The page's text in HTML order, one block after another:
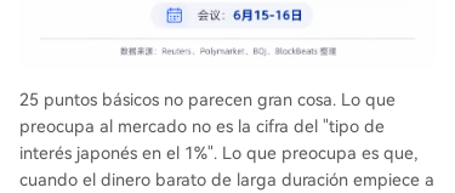
25 puntos básicos no parecen gran cosa. Lo que
preocupa al mercado no es la cifra del "tipo de
interés japonés en el 1%". Lo que preocupa es que,
cuando el dinero barato de larga duración empiece a